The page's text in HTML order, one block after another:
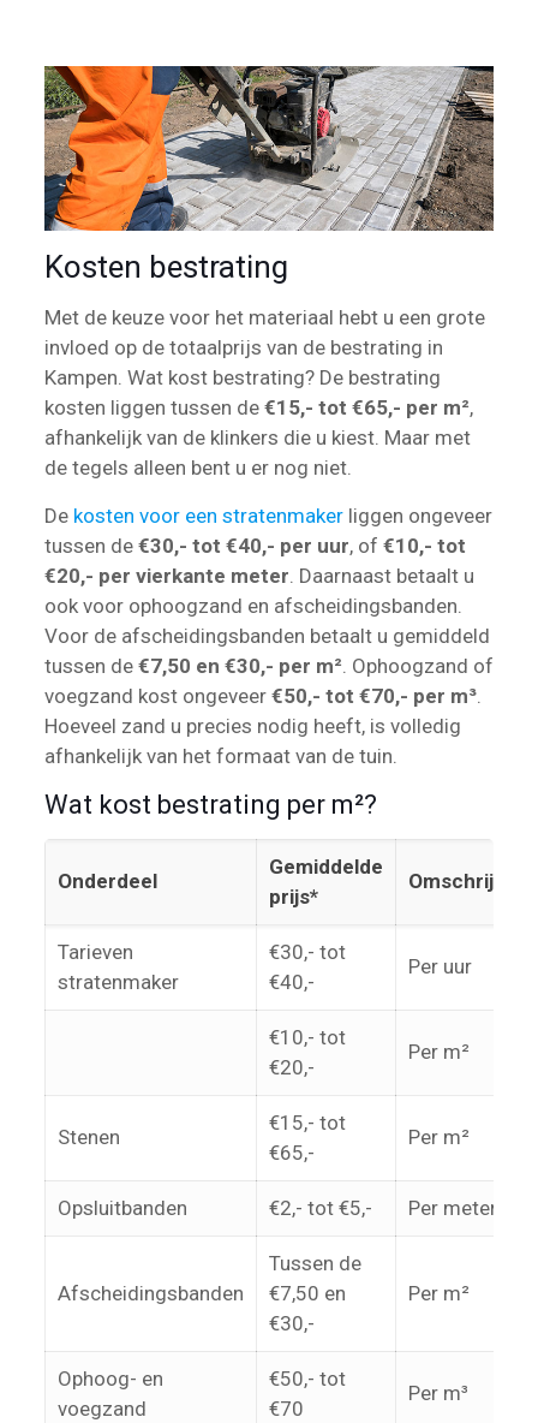
Kosten bestrating
Met de keuze voor het materiaal hebt u een grote
invloed op de totaalprijs van de bestrating in
Kampen. Wat kost bestrating? De bestrating
kosten liggen tussen de €15,- tot €65,- per m²,
afhankelijk van de klinkers die u kiest. Maar met
de tegels alleen bent u er nog niet.
De kosten voor een stratenmakerliggen ongeveer
tussen de €30,- tot €40,- per uur, of €10,- tot
€20,- per vierkante meter. Daarnaast betaalt u
ook voor ophoogzand en afscheidingsbanden.
Voor de afscheidingsbanden betaalt u gemiddeld
tussen de €7,50 en €30,- per m². Ophoogzand of
voegzand kost ongeveer €50,- tot €70,- per m³.
Hoeveel zand u precies nodig heeft, is volledig
afhankelijk van het formaat van de tuin.
Wat kost bestrating per m²?
Onderdeel
Gemiddelde
prijs*
Omschrijving
Tarieven
stratenmaker
€30,- tot
€40,-
Per uur
€10,- tot
€20,-
Per m²
Stenen
€15,- tot
€65,-
Per m²
Opsluitbanden €2,- tot €5,- Per meter
Afscheidingsbanden
Tussen de
€7,50 en
€30,-
Per m²
Ophoog- en
voegzand
€50,- tot
€70
Per m³